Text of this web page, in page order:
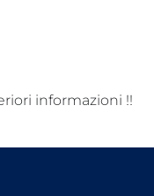
informazioni !!